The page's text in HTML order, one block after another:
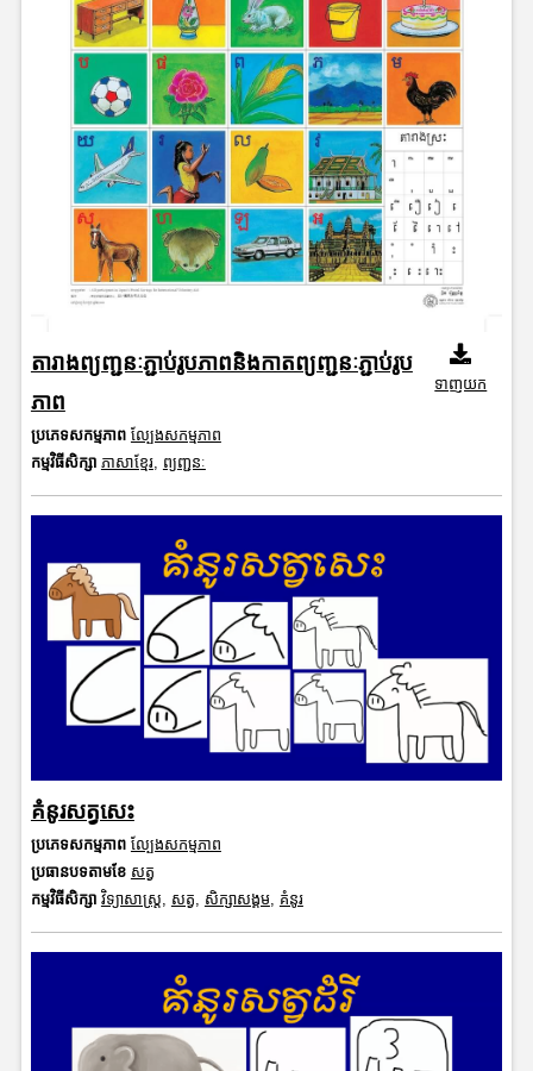
តារាងព្យញ្ជនៈភ្ជាប់រូបភាពនិងកាតព្យញ្ជនៈភ្ជាប់រូប
ភាព
ប្រភេទសកម្មភាព ល្បែងសកម្មភាព
កម្មវិធីសិក្សា ភាសាខ្មែរ, ព្យញ្ជនៈ
ទាញយក
គំនូរសត្វសេះ
ប្រភេទសកម្មភាព ល្បែងសកម្មភាព
ប្រធានបទតាមខែ សត្វ
កម្មវិធីសិក្សា វិទ្យាសាស្រ្ត, សត្វ, សិក្សាសង្គម, គំនូរ